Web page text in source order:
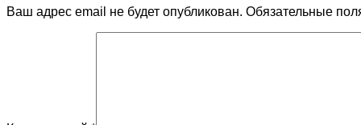
Ваш адрес email не будет опубликован. Обязательные